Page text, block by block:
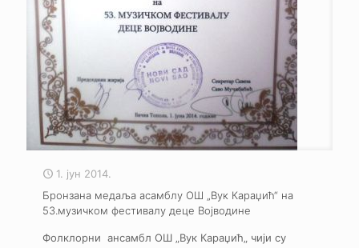
1. јун 2014.
Бронзана медаља асамблу ОШ „Вук Караџић“ на
53.музичком фестивалу деце Војводине
Фолклорни ансамбл ОШ „Вук Караџић„ чији су